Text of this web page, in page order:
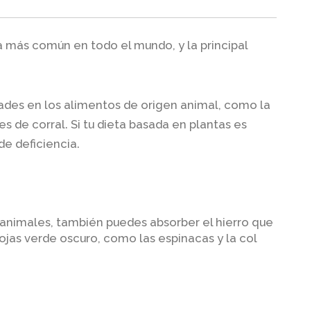
común en todo el mundo, y la principal
en los alimentos de origen animal, como la
de corral. Si tu dieta basada en plantas es
deficiencia.
también puedes absorber el hierro que
verde oscuro, como las espinacas y la col